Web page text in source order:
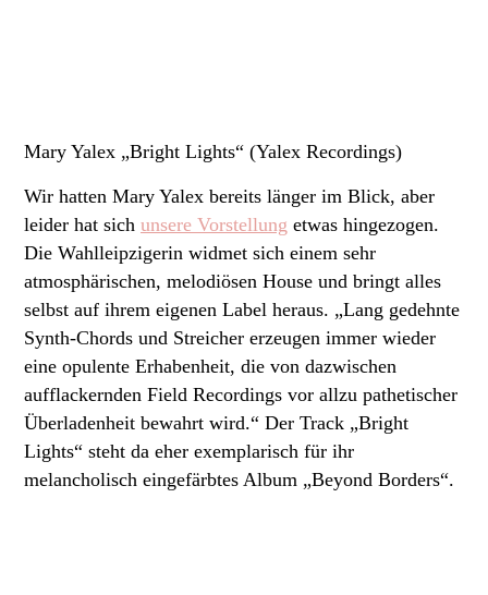
Mary Yalex „Bright Lights“ (Yalex Recordings)
Wir hatten Mary Yalex bereits länger im Blick, aber
leider hat sich unsere Vorstellung etwas hingezogen.
Die Wahlleipzigerin widmet sich einem sehr
atmosphärischen, melodiösen House und bringt alles
selbst auf ihrem eigenen Label heraus. „Lang gedehnte
Synth-Chords und Streicher erzeugen immer wieder
eine opulente Erhabenheit, die von dazwischen
aufflackernden Field Recordings vor allzu pathetischer
Überladenheit bewahrt wird.“ Der Track „Bright
Lights“ steht da eher exemplarisch für ihr
melancholisch eingefärbtes Album „Beyond Borders“.